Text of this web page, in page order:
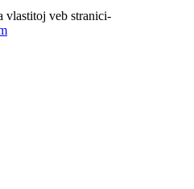
vlastitoj veb stranici-